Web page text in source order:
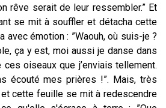
rêve serait de leur ressembler.” Et
se mit à souffler et détacha cette
émotion : ”Waouh, où suis-je ?
ça y est, moi aussi je danse dans
oiseaux que j’enviais tellement.
écouté mes prières !”. Mais, très
cette feuille se mit à redescendre